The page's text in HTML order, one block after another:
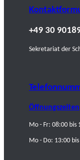
+49 30
Sekretariat der
Öffnungszeiten
Mo - Fr: 08:00 bis
Mo - Do: 13:00